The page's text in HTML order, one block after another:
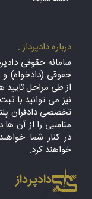
درباره دادپرداز :
سامانه حقوقی
حقوقی (دادخواه)
از طی مراحل
نیز می توانید با
تخصصی دادفران
مناسبی را از آن
در کنار شما
خواهند کرد.
دادپرداز